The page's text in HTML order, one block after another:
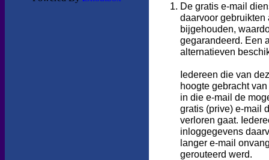
De gratis e-mail
daarvoor
bijgehouden,
gegarandeerd. Een
alternatieven
Iedereen die van
hoogte gebracht
in die e-mail de
gratis (prive) e-mail
verloren gaat.
inloggegevens
langer e-mail
gerouteerd werd.